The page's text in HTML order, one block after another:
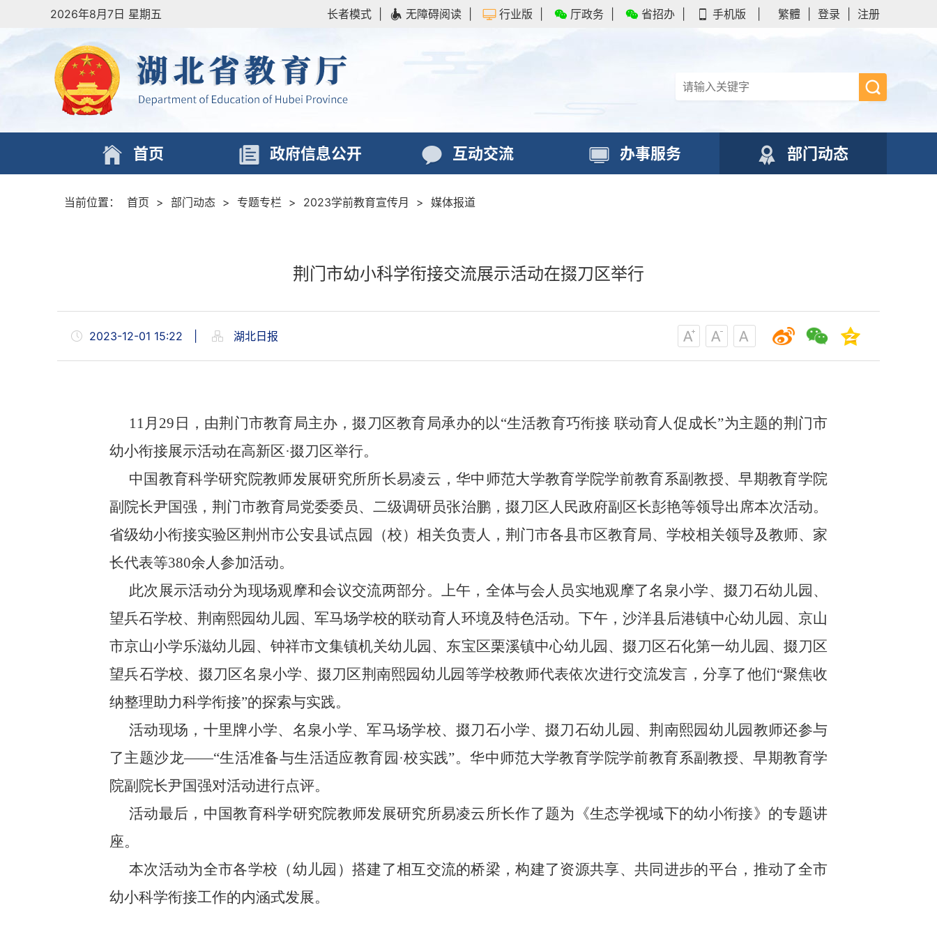
2026年8月7日 星期五 长者模式 无障碍阅读 行业版 厅政务 省招办 手机版 繁體 登录 注册
首页 政府信息公开 互动交流 办事服务 部门动态
当前位置： 首页 > 部门动态 > 专题专栏 > 2023学前教育宣传月 > 媒体报道
荆门市幼小科学衔接交流展示活动在掇刀区举行
2023-12-01 15:22 湖北日报
11月29日，由荆门市教育局主办，掇刀区教育局承办的以“生活教育巧衔接 联动育人促成长”为主题的荆门市
幼小衔接展示活动在高新区·掇刀区举行。
中国教育科学研究院教师发展研究所所长易凌云，华中师范大学教育学院学前教育系副教授、早期教育学院
副院长尹国强，荆门市教育局党委委员、二级调研员张治鹏，掇刀区人民政府副区长彭艳等领导出席本次活动。
省级幼小衔接实验区荆州市公安县试点园（校）相关负责人，荆门市各县市区教育局、学校相关领导及教师、家
长代表等380余人参加活动。
此次展示活动分为现场观摩和会议交流两部分。上午，全体与会人员实地观摩了名泉小学、掇刀石幼儿园、
望兵石学校、荆南熙园幼儿园、军马场学校的联动育人环境及特色活动。下午，沙洋县后港镇中心幼儿园、京山
市京山小学乐滋幼儿园、钟祥市文集镇机关幼儿园、东宝区栗溪镇中心幼儿园、掇刀区石化第一幼儿园、掇刀区
望兵石学校、掇刀区名泉小学、掇刀区荆南熙园幼儿园等学校教师代表依次进行交流发言，分享了他们“聚焦收
纳整理助力科学衔接”的探索与实践。
活动现场，十里牌小学、名泉小学、军马场学校、掇刀石小学、掇刀石幼儿园、荆南熙园幼儿园教师还参与
了主题沙龙——“生活准备与生活适应教育园·校实践”。华中师范大学教育学院学前教育系副教授、早期教育学
院副院长尹国强对活动进行点评。
活动最后，中国教育科学研究院教师发展研究所易凌云所长作了题为《生态学视域下的幼小衔接》的专题讲
座。
本次活动为全市各学校（幼儿园）搭建了相互交流的桥梁，构建了资源共享、共同进步的平台，推动了全市
幼小科学衔接工作的内涵式发展。